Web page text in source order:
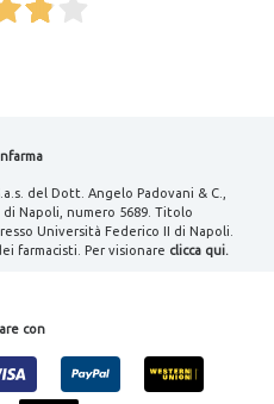
del Dott. Angelo Padovani & C.,
Napoli, numero 5689. Titolo
Università Federico II di Napoli.
farmacisti. Per visionare clicca qui.
con